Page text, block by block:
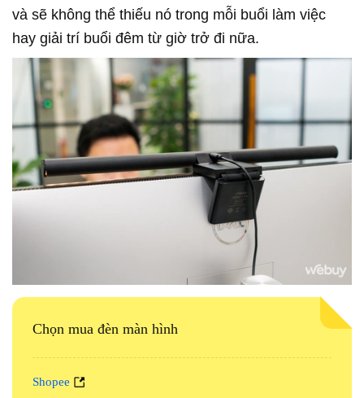
và sẽ không thể thiếu nó trong mỗi buổi làm việc
hay giải trí buổi đêm từ giờ trở đi nữa.
Chọn mua đèn màn hình
Shopee